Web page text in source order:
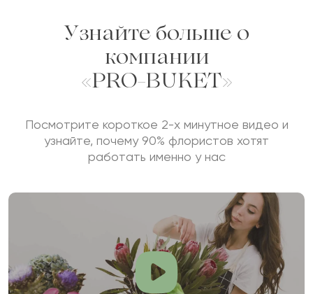
Узнайте больше о
компании
«PRO-BUKET»
Посмотрите короткое 2-х минутное видео и
узнайте, почему 90% флористов хотят
работать именно у нас